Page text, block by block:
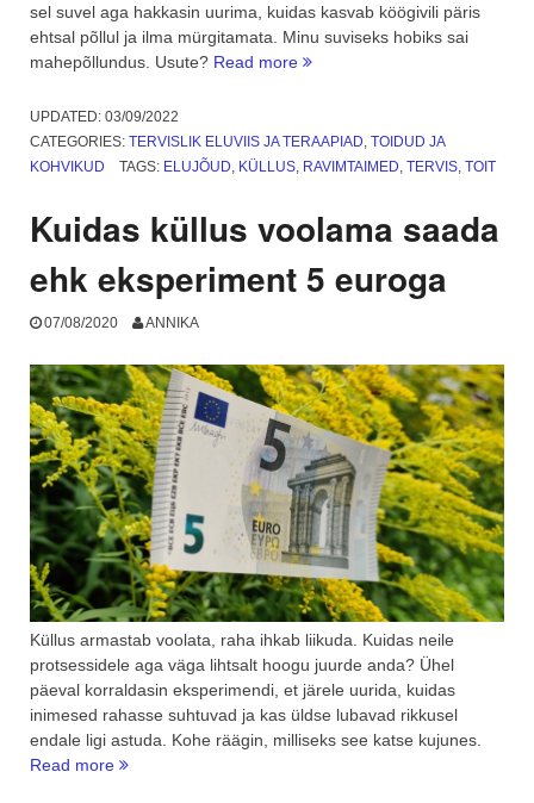
sel suvel aga hakkasin uurima, kuidas kasvab köögivili päris
ehtsal põllul ja ilma mürgitamata. Minu suviseks hobiks sai
mahepõllundus. Usute? Read more “Mahepõllundus.
köögivili
ise.
UPDATED: 03/09/2022
CATEGORIES: TERVISLIK ELUVIIS JA TERAAPIAD TOIDUD JA
KOHVIKUD
TAGS: ELUJÕUD KÜLLUS, RAVIMTAIMED TERVIS, TOIT
Kuidas küllus voolama saada
ehk eksperiment 5 euroga
07/08/2020 ANNIKA
Küllus armastab voolata, raha ihkab liikuda. Kuidas neile
protsessidele aga väga lihtsalt hoogu juurde anda? Ühel
päeval korraldasin eksperimendi, et järele uurida, kuidas
inimesed rahasse suhtuvad ja kas üldse lubavad rikkusel
endale ligi astuda. Kohe räägin, milliseks see katse kujunes.
Read more “Kuidas